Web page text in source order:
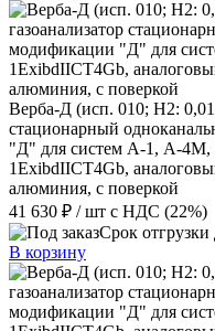
Верба-Д (исп. 010; Н2:
стационарный
"Д" для систем А-1, А-4М,
1ExibdIICT4Gb,
алюминия, с поверкой
41 630 ₽ / шт с НДС (22%)
Срок отгрузки
В корзину